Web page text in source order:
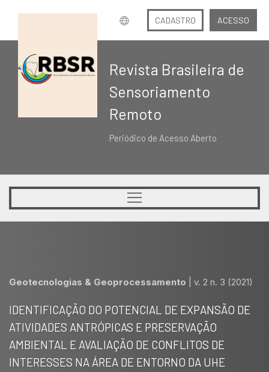
CADASTRO ACESSO
Revista Brasileira de
Sensoriamento
Remoto
Periódico de Acesso Aberto
Geotecnologias & Geoprocessamento v. 2 n. 3 (2021)
IDENTIFICAÇÃO DO POTENCIAL DE EXPANSÃO DE
ATIVIDADES ANTRÓPICAS E PRESERVAÇÃO
AMBIENTAL E AVALIAÇÃO DE CONFLITOS DE
INTERESSES NA ÁREA DE ENTORNO DA UHE